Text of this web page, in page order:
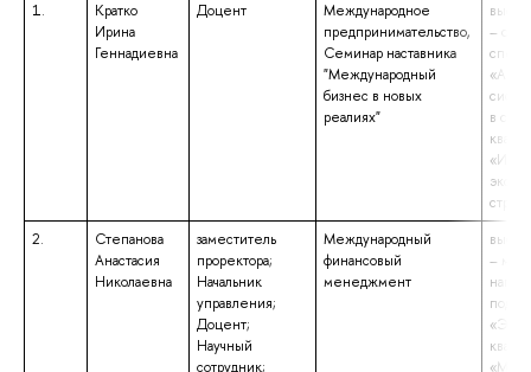
1.
Кратко
Ирина
Геннадиевна
Доцент
Международное
предпринимательство,
Семинар наставника
"Международный
бизнес в новых
реалиях"
–
в
2.
Степанова
Анастасия
Николаевна
заместитель
проректора;
Начальник
управления;
Доцент;
Научный
сотрудник;
Международный
финансовый
менеджмент
–